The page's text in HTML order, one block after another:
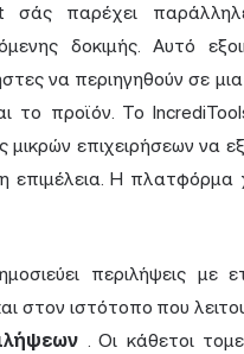
παρέχει
δοκιμής. Αυτό
να περιηγηθούν σε
το προϊόν. Το
μικρών επιχειρήσεων να
Η πλατφόρμα
περιλήψεις με
στον ιστότοπο που
. Οι κάθετοι